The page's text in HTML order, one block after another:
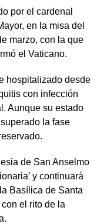
por el cardenal
en la misa del
marzo, con la que
el Vaticano.
hospitalizado desde
con infección
Aunque su estado
la fase
de San Anselmo
y continuará
Basílica de Santa
el rito de la